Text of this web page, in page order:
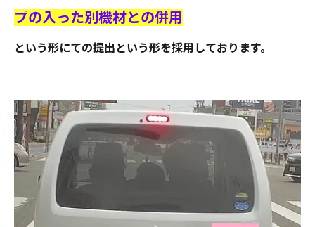
プの入った別機材との併用
という形にての提出という形を採用しております。